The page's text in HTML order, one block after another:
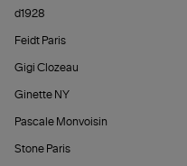
d1928
Feidt Paris
Gigi Clozeau
Ginette NY
Pascale Monvoisin
Stone Paris